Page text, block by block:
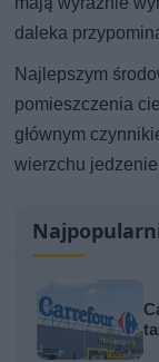
daleka
Najlepszym
pomieszczenia
głównym
wierzchu